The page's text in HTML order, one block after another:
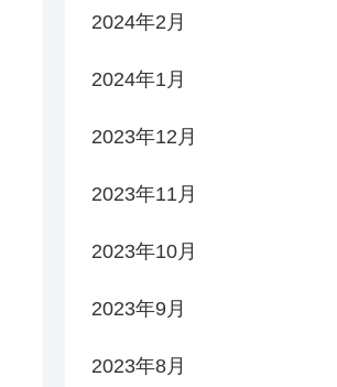
2024年2月
2024年1月
2023年12月
2023年11月
2023年10月
2023年9月
2023年8月